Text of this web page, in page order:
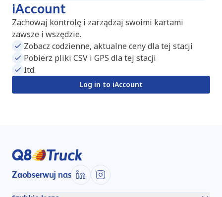
iAccount
Zachowaj kontrolę i zarządzaj swoimi kartami
zawsze i wszędzie.
Zobacz codzienne, aktualne ceny dla tej stacji
Pobierz pliki CSV i GPS dla tej stacji
Itd.
Log in to iAccount
Zaobserwuj nas